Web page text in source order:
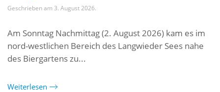
Geschrieben am 3. August 2026.
Am Sonntag Nachmittag (2. August 2026) kam es im
nord-westlichen Bereich des Langwieder Sees nahe
des Biergartens zu...
Weiterlesen